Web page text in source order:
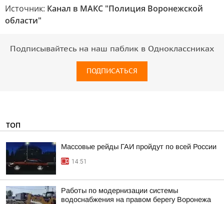
Источник: Канал в МАКС "Полиция Воронежской
области"
Подписывайтесь на наш паблик в Одноклассниках
ПОДПИСАТЬСЯ
ТОП
Массовые рейды ГАИ пройдут по всей России
14:51
Работы по модернизации системы
водоснабжения на правом берегу Воронежа